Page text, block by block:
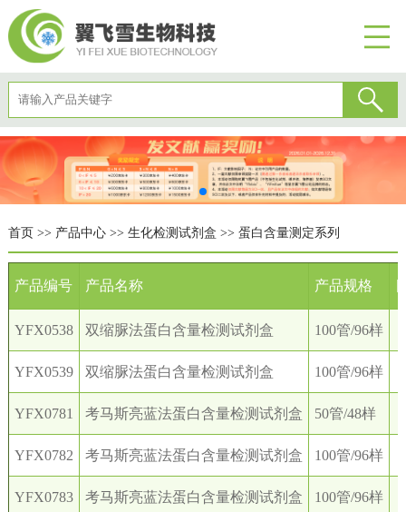
首页>> 产品中心>> 生化检测试剂盒 >> 蛋白含量测定系列
产品编号 产品名称 产品规格
YFX0538 双缩脲法蛋白含量检测试剂盒 100管/96样
YFX0539 双缩脲法蛋白含量检测试剂盒 100管/96样
YFX0781 考马斯亮蓝法蛋白含量检测试剂盒 50管/48样
YFX0782 考马斯亮蓝法蛋白含量检测试剂盒 100管/96样
YFX0783 考马斯亮蓝法蛋白含量检测试剂盒 100管/96样